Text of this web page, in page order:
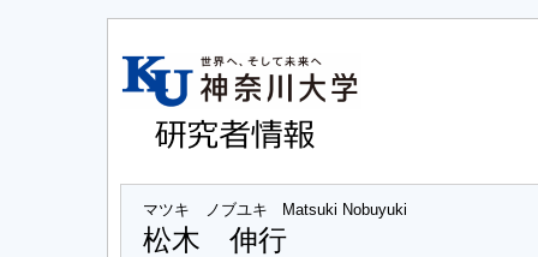
マツキ ノブユキ Matsuki Nobuyuki
松木 伸行